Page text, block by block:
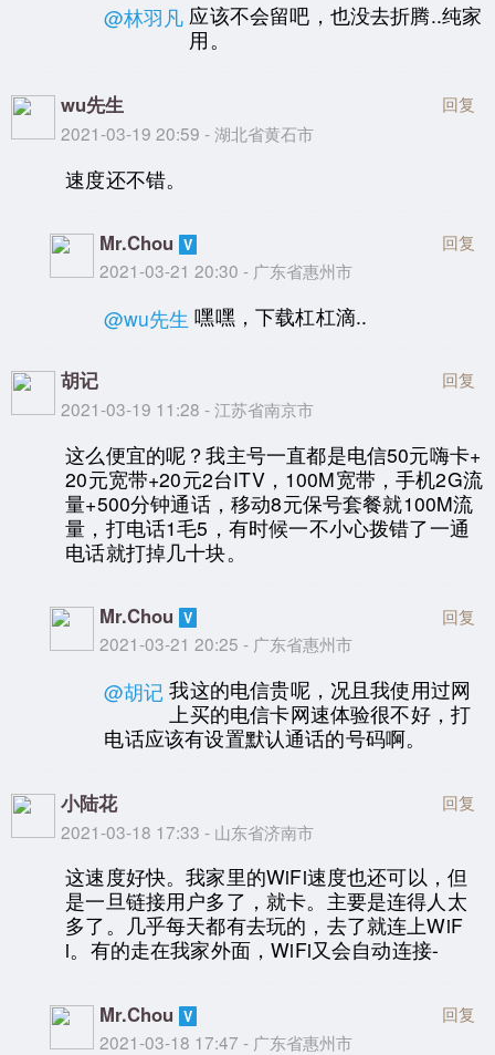
@林羽凡 应该不会留吧，也没去折腾..纯家
用。
wu先生
2021-03-19 20:59 - 湖北省黄石市
回复
速度还不错。
Mr.Chou
2021-03-21 20:30 - 广东省惠州市
回复
@wu先生 嘿嘿，下载杠杠滴..
胡记
2021-03-19 11:28 - 江苏省南京市
回复
这么便宜的呢？我主号一直都是电信50元嗨卡+
20元宽带+20元2台ITV，100M宽带，手机2G流
量+500分钟通话，移动8元保号套餐就100M流
量，打电话1毛5，有时候一不小心拨错了一通
电话就打掉几十块。
Mr.Chou
2021-03-21 20:25 - 广东省惠州市
回复
@胡记 我这的电信贵呢，况且我使用过网
上买的电信卡网速体验很不好，打
电话应该有设置默认通话的号码啊。
小陆花
2021-03-18 17:33 - 山东省济南市
回复
这速度好快。我家里的WiFi速度也还可以，但
是一旦链接用户多了，就卡。主要是连得人太
多了。几乎每天都有去玩的，去了就连上WiF
i。有的走在我家外面，WiFi又会自动连接-
Mr.Chou
2021-03-18 17:47 - 广东省惠州市
回复